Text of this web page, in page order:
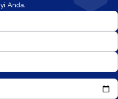
Anda.